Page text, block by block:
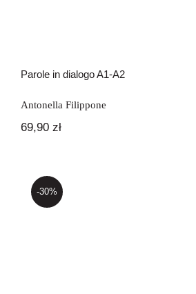
Parole in dialogo A1-A2
Antonella Filippone
69,90 zł
-30%